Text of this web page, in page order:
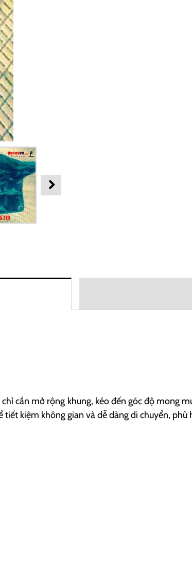
cần mở rộng khung, kéo đến góc độ mong
kiệm không gian và dễ dàng di chuyển, phù